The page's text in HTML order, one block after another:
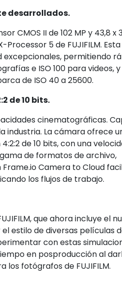
desarrollados.
CMOS II de 102 MP y 43,8 x
5 de FUJIFILM. Esta
permitiendo
e ISO 100 para videos,
de ISO 40 a 25600.
de 10 bits.
cinematográficas.
industria. La cámara ofrece
de 10 bits, con una
de formatos de archivo,
Camera to Cloud
los flujos de trabajo.
que ahora incluye el
el estilo de diversas películas
con estas
en posproducción al
los fotógrafos de FUJIFILM.